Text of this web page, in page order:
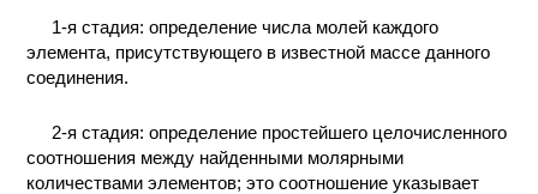
ПРОИЗВОДСТВЕ
КОНТАКТЫ
1-я стадия: определение числа молей каждого
элемента, присутствующего в известной массе данного
соединения.
2-я стадия: определение простейшего целочисленного
соотношения между найденными молярными
количествами элементов; это соотношение указывает